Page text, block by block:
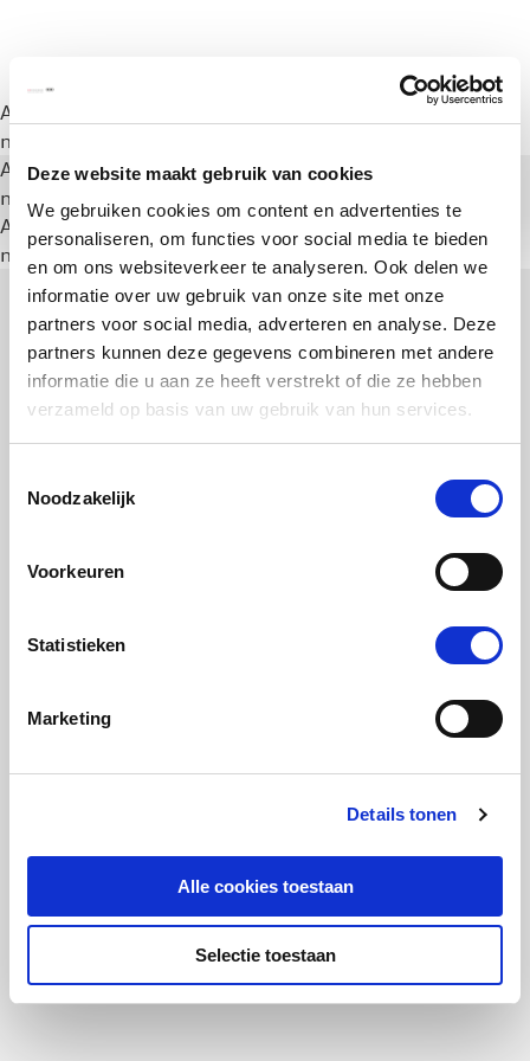
Deze website maakt gebruik van cookies
We gebruiken cookies om content en advertenties te
personaliseren, om functies voor social media te bieden
en om ons websiteverkeer te analyseren. Ook delen we
informatie over uw gebruik van onze site met onze
partners voor social media, adverteren en analyse. Deze
partners kunnen deze gegevens combineren met andere
informatie die u aan ze heeft verstrekt of die ze hebben
verzameld op basis van uw gebruik van hun services.
Noodzakelijk
Voorkeuren
Statistieken
Marketing
Details tonen
Alle cookies toestaan
Selectie toestaan
A rendering error occurred:
a.substring(...).replaceAll is
not a function
A rendering error occurred:a.substring(...).replaceAll is
not a function
A rendering error occurred:
a.substring(...).replaceAll is
not a function